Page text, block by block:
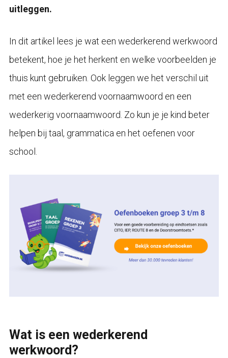
uitleggen.
In dit artikel lees je wat een wederkerend werkwoord
betekent, hoe je het herkent en welke voorbeelden je
thuis kunt gebruiken. Ook leggen we het verschil uit
met een wederkerend voornaamwoord en een
wederkerig voornaamwoord. Zo kun je je kind beter
helpen bij taal, grammatica en het oefenen voor
school.
Wat is een wederkerend
werkwoord?